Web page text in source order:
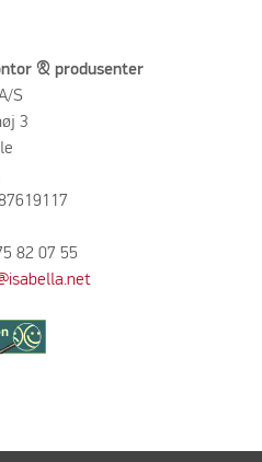
& produsenter
S
3
82 07 55